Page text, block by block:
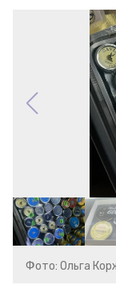
Фото: Ольга